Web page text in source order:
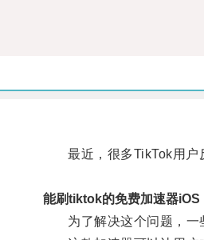
最近，很多TikTok用户反
能刷tiktok的免费加速器iOS
为了解决这个问题，一